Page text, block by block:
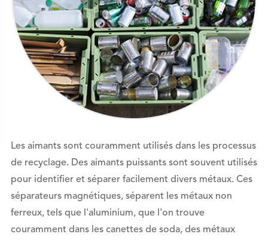
Les aimants sont couramment utilisés dans les processus
de recyclage. Des aimants puissants sont souvent utilisés
pour identifier et séparer facilement divers métaux. Ces
séparateurs magnétiques, séparent les métaux non
ferreux, tels que l'aluminium, que l'on trouve
couramment dans les canettes de soda, des métaux